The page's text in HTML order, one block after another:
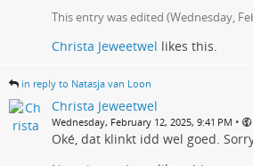
This entry was edited (Wednesday,
Christa Jeweetwel likes this.
in reply to Natasja van Loon
Christa Jeweetwel
Wednesday, February 12, 2025, 9:41 PM •
Oké, dat klinkt idd wel goed.